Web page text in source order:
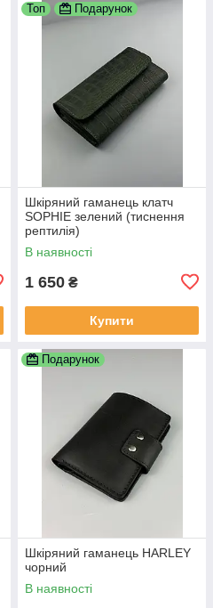
Топ Подарунок
Шкіряний гаманець клатч
SOPHIE зелений (тиснення
рептилія)
В наявності
1 650 ₴
Купити
Подарунок
Шкіряний гаманець HARLEY
чорний
В наявності